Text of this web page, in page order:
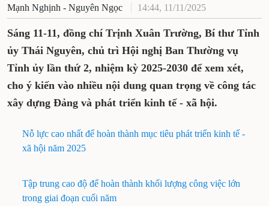
Mạnh Nghịnh - Nguyên Ngọc 14:44, 11/11/2025
Sáng 11-11, đồng chí Trịnh Xuân Trường, Bí
thư Tỉnh ủy Thái Nguyên, chủ trì Hội nghị
Ban Thường vụ Tỉnh ủy lần thứ 2, nhiệm kỳ
2025-2030 để xem xét, cho ý kiến vào nhiều
Đảng và phát triển kinh tế - xã hội.
kinh tế - xã hội năm 2025